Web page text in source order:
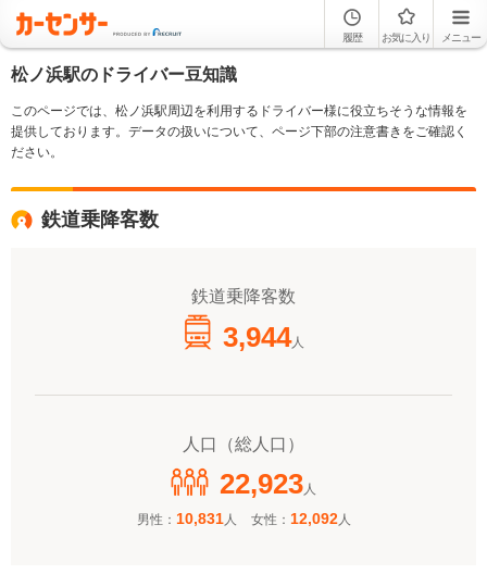
履歴 お気に入り メニュー
松ノ浜駅のドライバー豆知識
このページでは、松ノ浜駅周辺を利用するドライバー様に役立ちそうな情報を
提供しております。データの扱いについて、ページ下部の注意書きをご確認く
ださい。
鉄道乗降客数
鉄道乗降客数
3,944人
人口（総人口）
22,923 人
男性： 10,831人 女性： 12,092人